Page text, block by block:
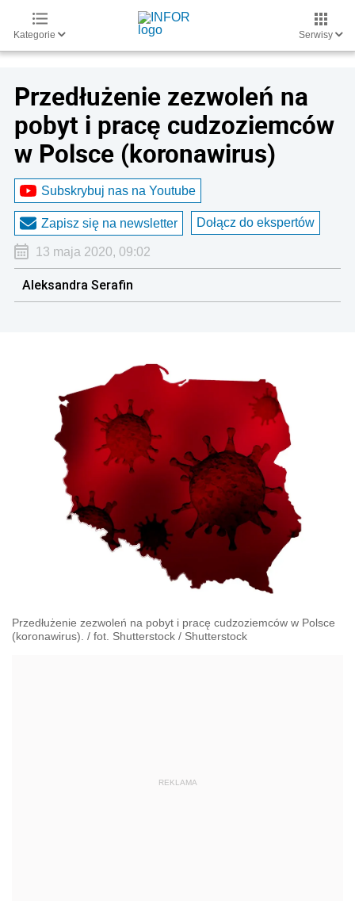
Kategorie Serwisy
Przedłużenie zezwoleń na
pobyt i pracę cudzoziemców
w Polsce (koronawirus)
Subskrybuj nas na Youtube
Zapisz się na newsletter Dołącz do ekspertów
13 maja 2020, 09:02
Aleksandra Serafin
Przedłużenie zezwoleń na pobyt i pracę cudzoziemców w Polsce
(koronawirus). / fot. Shutterstock / Shutterstock